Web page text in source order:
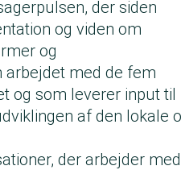
der siden
og viden om
og
med de fem
og som leverer input til
af den lokale
der arbejder med